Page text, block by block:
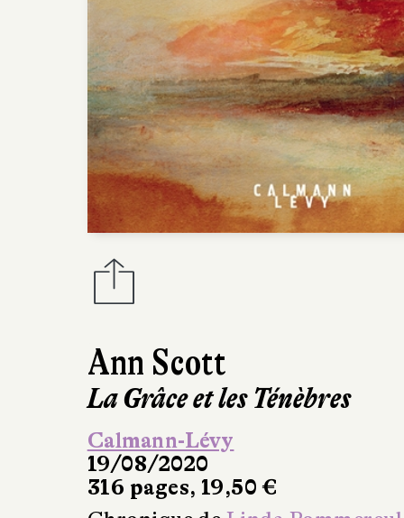
Ann Scott
La Grâce et les Ténèbres
Calmann-Lévy
19/08/2020
316 pages, 19,50 €